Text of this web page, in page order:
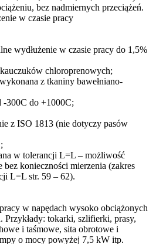
bez nadmiernych przeciążeń.
w czasie pracy
wydłużenie w czasie pracy do 1,5%
chloroprenowych;
z tkaniny bawełniano-
-300C do +1000C;
z ISO 1813 (nie dotyczy pasów
w tolerancji L=L – możliwość
bez konieczności mierzenia (zakres
L=L str. 59 – 62).
w napędach wysoko obciążonych
Przykłady: tokarki, szlifierki, prasy,
i taśmowe, sita obrotowe i
o mocy powyżej 7,5 kW itp.